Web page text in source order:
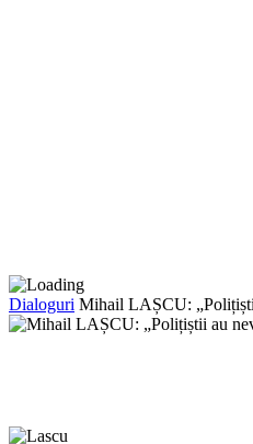
Dialoguri Mihail LAȘCU: